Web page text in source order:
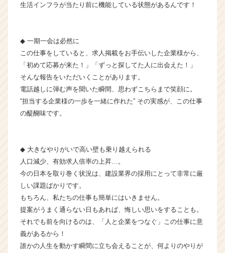
届
イ
ト
チ
ア
キ
h
e
e
C
e
r）
生活インフラが当たり前に機能している状態があるんです！
◆ 一期一会は必然に
この仕事をしていると、求人掲載をお手伝いした企業様から、
「初めて応募が来た！」「ずっと探してた人に出会えた！」
そんな報告をいただいくことがあります。
電話越しに弾む声を聞いた瞬間、思わずこちらまで笑顔に。
“担当する企業様の一歩を一緒に作れた” その実感が、この仕事
の醍醐味です。
◆ 大きなやりがいで高い壁も乗り越えられる
人口減少、有効求人倍率の上昇…。
今の日本を取り巻く状況は、建設業界の採用にとって非常に厳
しい課題ばかりです。
もちろん、私たちの仕事も簡単にはいきません。
提案がうまく通らない日もあれば、悔しい思いをすることも。
それでも前を向けるのは、「人と企業をつなぐ」この仕事に意
義があるから！
誰かの人生を動かす瞬間に立ち会えることが、何よりのやりが